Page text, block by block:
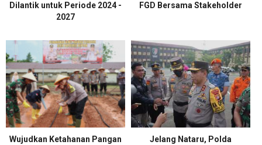
Dilantik untuk Periode 2024 -
2027
FGD Bersama Stakeholder
Wujudkan Ketahanan Pangan
Jelang Nataru, Polda